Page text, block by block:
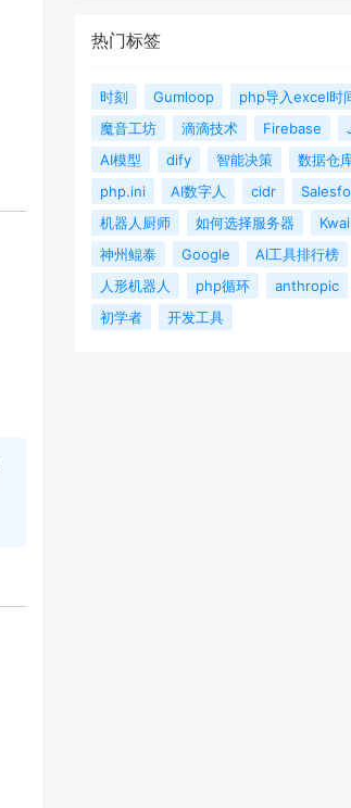
热门标签
时刻 Gumloop
php导入excel时
魔音工坊
滴滴技术 Firebase
AI模型
dify 智能决策 数据仓
php.ini
AI数字人 cidr
机器人厨师
如何选择服务器 Kwai
神州鲲泰
Google AI工具排行榜
人形机器人
php循环 anthropic
初学者
开发工具